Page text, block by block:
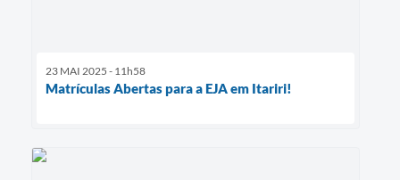
23 MAI 2025 - 11h58
Matrículas Abertas para a EJA em Itariri!